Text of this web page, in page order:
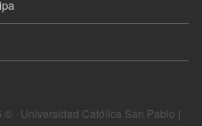
· Universidad Católica San Pablo |